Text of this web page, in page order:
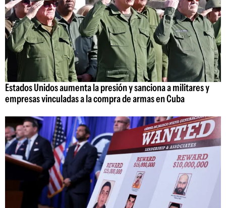
Estados Unidos aumenta la presión y sanciona a militares y
empresas vinculadas a la compra de armas en Cuba